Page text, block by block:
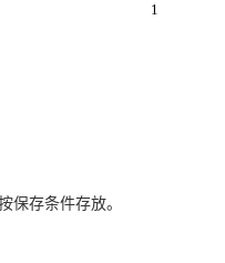
1
保存条件存放。